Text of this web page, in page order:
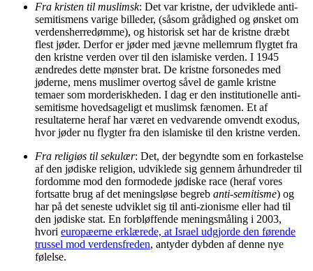
Fra kristen til muslimsk: Det var kristne, der udviklede anti-
semitismens varige billeder, (såsom grådighed og ønsket om
verdensherredømme), og historisk set har de kristne dræbt
flest jøder. Derfor er jøder med jævne mellemrum flygtet fra
den kristne verden over til den islamiske verden. I 1945
ændredes dette mønster brat. De kristne forsonedes med
jøderne, mens muslimer overtog såvel de gamle kristne
temaer som morderiskheden. I dag er den institutionelle anti-
semitisme hovedsageligt et muslimsk fænomen. Et af
resultaterne heraf har været en vedvarende omvendt exodus,
hvor jøder nu flygter fra den islamiske til den kristne verden.
Fra religiøs til sekulær: Det, der begyndte som en forkastelse
af den jødiske religion, udviklede sig gennem århundreder til
fordomme mod den formodede jødiske race (heraf vores
fortsatte brug af det meningsløse begreb anti-semitisme) og
har på det seneste udviklet sig til anti-zionisme eller had til
den jødiske stat. En forbløffende meningsmåling i 2003,
hvori europæerne erklærede, at Israel udgjorde den førende
trussel mod verdensfreden, antyder dybden af denne nye
følelse.